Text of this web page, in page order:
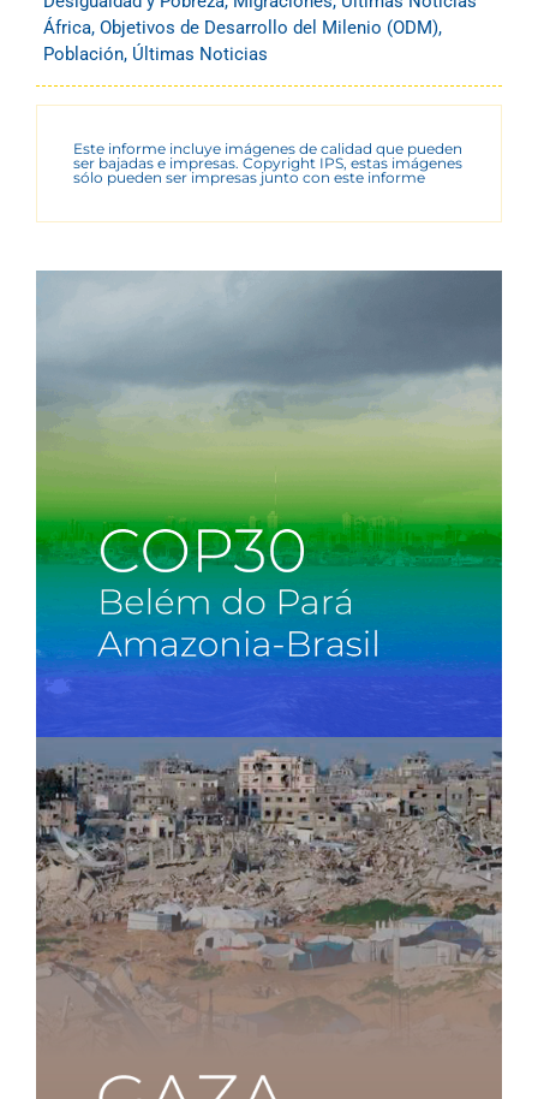
África, Objetivos de Desarrollo del Milenio (ODM),
Población, Últimas Noticias
Este informe incluye imágenes de calidad que pueden
ser bajadas e impresas. Copyright IPS, estas imágenes
sólo pueden ser impresas junto con este informe